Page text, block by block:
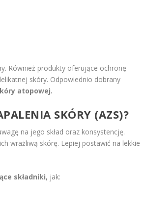
Również produkty oferujące ochronę
skóry. Odpowiednio dobrany
atopowej.
SKÓRY (AZS)?
na jego skład oraz konsystencję.
wrażliwą skórę. Lepiej postawić na lekkie
składniki, jak: